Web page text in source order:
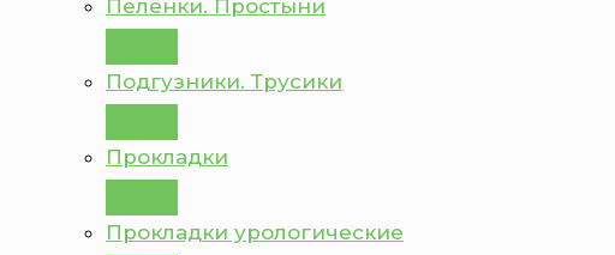
Пелёнки. Простыни
Подгузники. Трусики
Прокладки
Прокладки урологические